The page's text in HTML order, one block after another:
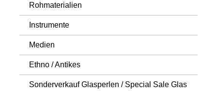
Rohmaterialien
Instrumente
Medien
Ethno / Antikes
Sonderverkauf Glasperlen / Special Sale Glas